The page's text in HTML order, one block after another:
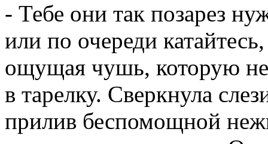
- Тебе они так позарез
или по очереди
ощущая чушь, которую
в тарелку. Сверкнула
прилив беспомощной